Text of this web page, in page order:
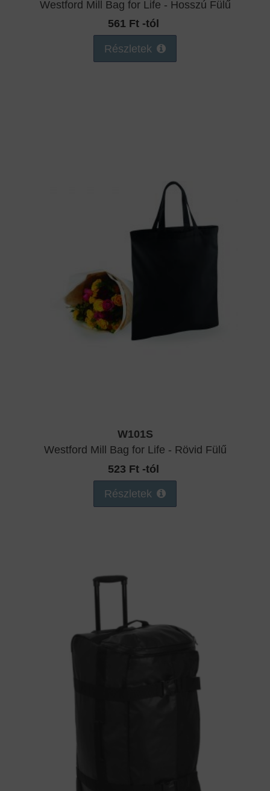
Westford Mill Bag for Life - Hosszú Fülű
561 Ft -tól
Részletek
W101S
Westford Mill Bag for Life - Rövid Fülű
523 Ft -tól
Részletek